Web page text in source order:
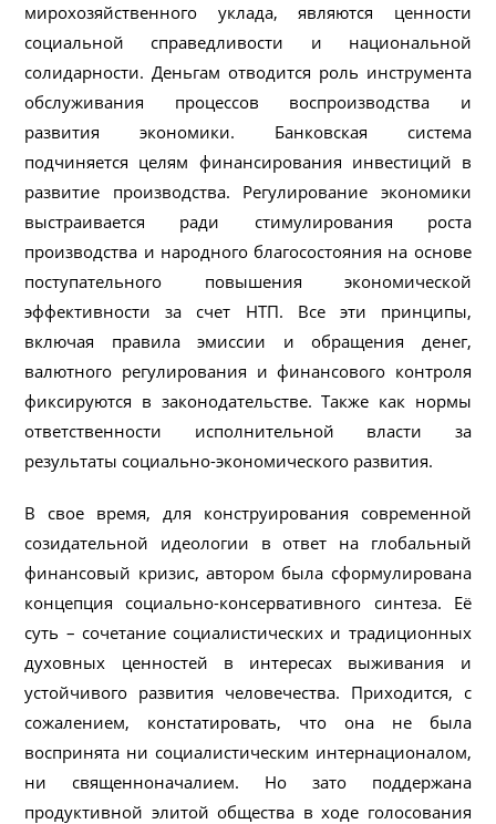
мирохозяйственного уклада, являются ценности
социальной справедливости и национальной
солидарности. Деньгам отводится роль инструмента
обслуживания процессов воспроизводства и
развития экономики. Банковская система
подчиняется целям финансирования инвестиций в
развитие производства. Регулирование экономики
выстраивается ради стимулирования роста
производства и народного благосостояния на основе
поступательного повышения экономической
эффективности за счет НТП. Все эти принципы,
включая правила эмиссии и обращения денег,
валютного регулирования и финансового контроля
фиксируются в законодательстве. Также как нормы
ответственности исполнительной власти за
результаты социально-экономического развития.
В свое время, для конструирования современной
созидательной идеологии в ответ на глобальный
финансовый кризис, автором была сформулирована
концепция социально-консервативного синтеза. Её
суть – сочетание социалистических и традиционных
духовных ценностей в интересах выживания и
устойчивого развития человечества. Приходится, с
сожалением, констатировать, что она не была
воспринята ни социалистическим интернационалом,
ни священноначалием. Но зато поддержана
продуктивной элитой общества в ходе голосования